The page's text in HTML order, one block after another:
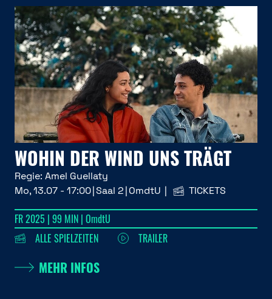
WOHIN DER WIND UNS TRÄGT
Regie: Amel Guellaty
Mo, 13.07 - 17:00 Saal 2 OmdtU TICKETS
FR 2025 | 99 MIN | OmdtU
ALLE SPIELZEITEN
TRAILER
MEHR INFOS